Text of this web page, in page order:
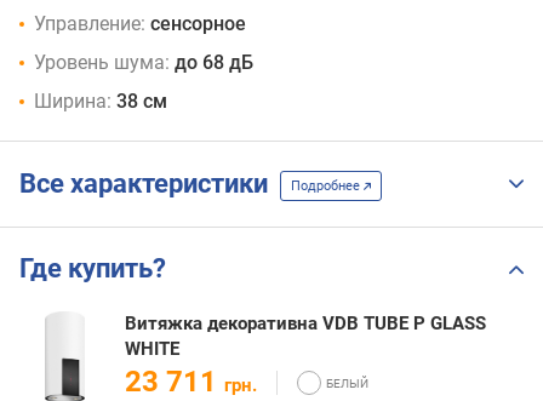
Управление: сенсорное
Уровень шума: до 68 дБ
Ширина: 38 см
Все характеристики Подробнее
Где купить?
Витяжка декоративна VDB TUBE P GLASS
WHITE
23 711 грн.